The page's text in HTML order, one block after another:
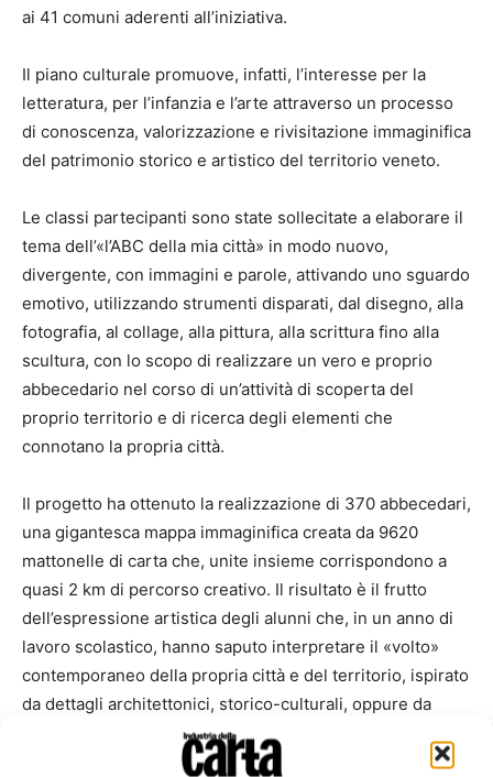
ai 41 comuni aderenti all’iniziativa.
Il piano culturale promuove, infatti, l’interesse per la
letteratura, per l’infanzia e l’arte attraverso un processo
di conoscenza, valorizzazione e rivisitazione immaginifica
del patrimonio storico e artistico del territorio veneto.
Le classi partecipanti sono state sollecitate a elaborare il
tema dell’«l’ABC della mia città» in modo nuovo,
divergente, con immagini e parole, attivando uno sguardo
emotivo, utilizzando strumenti disparati, dal disegno, alla
fotografia, al collage, alla pittura, alla scrittura fino alla
scultura, con lo scopo di realizzare un vero e proprio
abbecedario nel corso di un’attività di scoperta del
proprio territorio e di ricerca degli elementi che
connotano la propria città.
Il progetto ha ottenuto la realizzazione di 370 abbecedari,
una gigantesca mappa immaginifica creata da 9620
mattonelle di carta che, unite insieme corrispondono a
quasi 2 km di percorso creativo. Il risultato è il frutto
dell’espressione artistica degli alunni che, in un anno di
lavoro scolastico, hanno saputo interpretare il «volto»
contemporaneo della propria città e del territorio, ispirato
da dettagli architettonici, storico-culturali, oppure da
ricordi d’infanzia o anche dalle persone che vi abitano.